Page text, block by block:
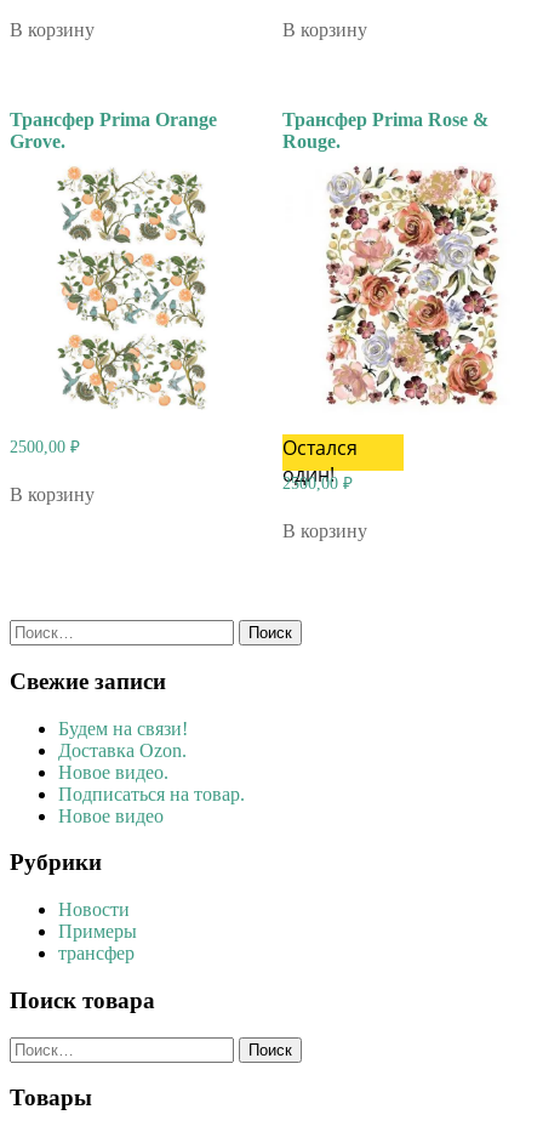
В корзину В корзину
Трансфер Prima Orange
Grove.
2500,00 ₽
В корзину
Трансфер Prima Rose &
Rouge.
Остался
один!
2500,00 ₽
В корзину
Найти:
Свежие записи
Будем на связи!
Доставка Ozon.
Новое видео.
Подписаться на товар.
Новое видео
Рубрики
Новости
Примеры
трансфер
Поиск товара
Найти:
Товары